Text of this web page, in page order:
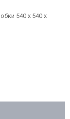
540 х 540 х